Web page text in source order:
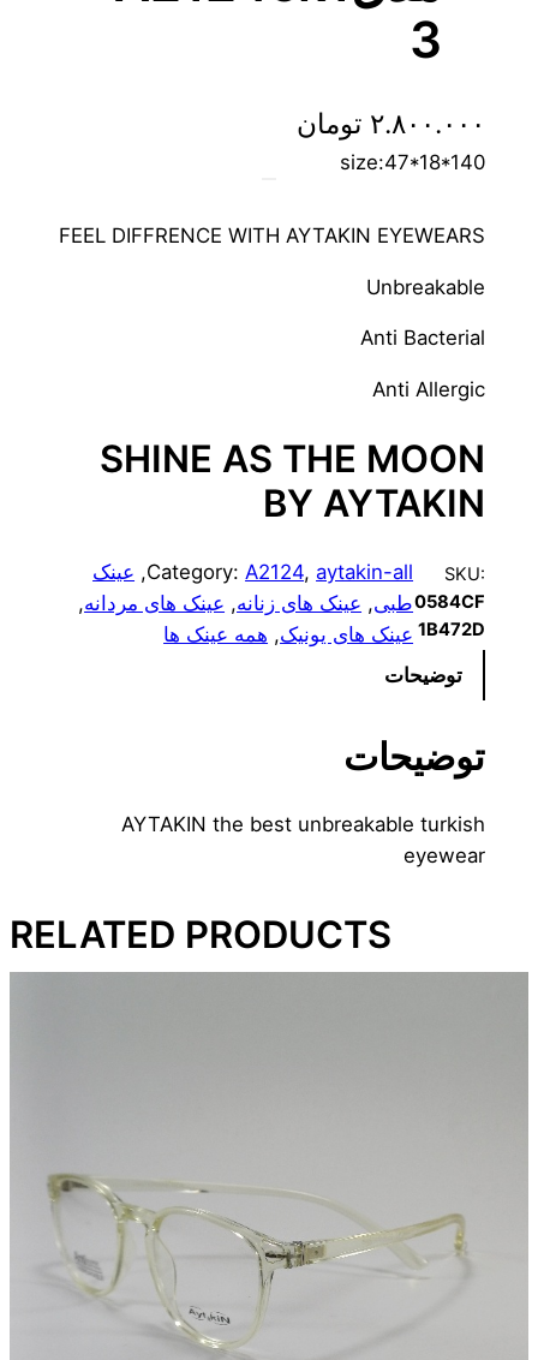
3
۲.۸۰۰.۰۰۰ تومان
size:47*18*140
FEEL DIFFRENCE WITH AYTAKIN EYEWEARS
Unbreakable
Anti Bacterial
Anti Allergic
SHINE AS THE MOON
BY AYTAKIN
SKU:
0584CF
1B472D
Category: A2124, aytakin-all
, عینک
طبی, عینک های زنانه, عینک های مردانه,
عینک های یونیک, همه عینک ها
توضیحات
توضیحات
AYTAKIN the best unbreakable turkish
eyewear
RELATED PRODUCTS